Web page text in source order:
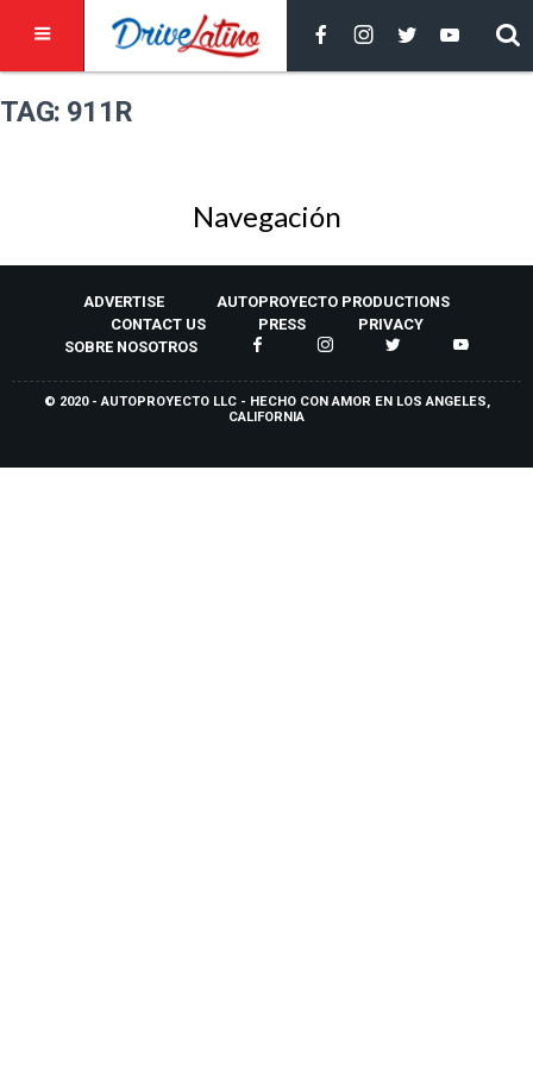
TAG: 911R
Navegación
ADVERTISE
AUTOPROYECTO PRODUCTIONS
CONTACT US
PRESS
PRIVACY
SOBRE NOSOTROS
© 2020 - AUTOPROYECTO LLC - HECHO CON AMOR EN LOS ANGELES,
CALIFORNIA